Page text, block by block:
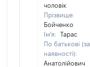
чоловік
Прізвище:
Бойченко
Ім'я:
Тарас
По батькові (за
наявності):
Анатолійович